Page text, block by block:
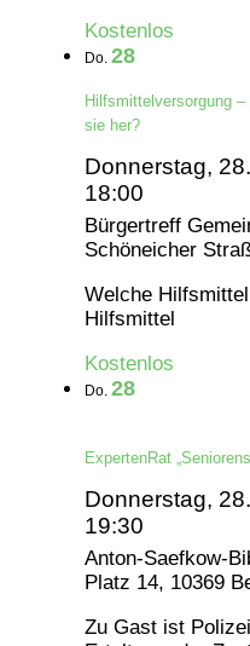
Kostenlos
Do. 28
Hilfsmittelversorgung
sie her?
Donnerstag,
18:00
Bürgertreff
Schöneicher
Welche
Hilfsmittel
Kostenlos
Do. 28
ExpertenRat
Donnerstag,
19:30
Anton-Saefkow-
Platz 14, 10369
Zu Gast ist